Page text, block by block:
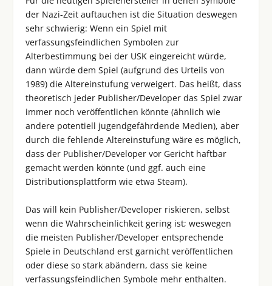
der Nazi-Zeit auftauchen ist die Situation deswegen
sehr schwierig: Wenn ein Spiel mit
verfassungsfeindlichen Symbolen zur
Alterbestimmung bei der USK eingereicht würde,
dann würde dem Spiel (aufgrund des Urteils von
1989) die Altereinstufung verweigert. Das heißt, dass
theoretisch jeder Publisher/Developer das Spiel zwar
immer noch veröffentlichen könnte (ähnlich wie
andere potentiell jugendgefährdende Medien), aber
durch die fehlende Altereinstufung wäre es möglich,
dass der Publisher/Developer vor Gericht haftbar
gemacht werden könnte (und ggf. auch eine
Distributionsplattform wie etwa Steam).
Das will kein Publisher/Developer riskieren, selbst
wenn die Wahrscheinlichkeit gering ist; weswegen
die meisten Publisher/Developer entsprechende
Spiele in Deutschland erst garnicht veröffentlichen
oder diese so stark abändern, dass sie keine
verfassungsfeindlichen Symbole mehr enthalten.